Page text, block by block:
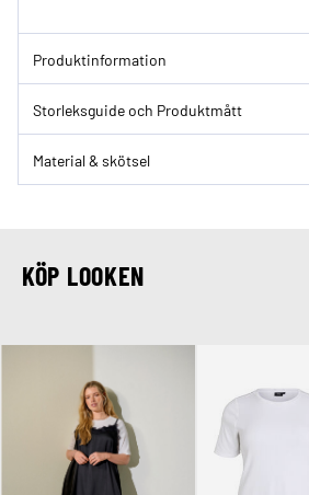
Produktinformation
Storleksguide och Produktmått
Material & skötsel
KÖP LOOKEN